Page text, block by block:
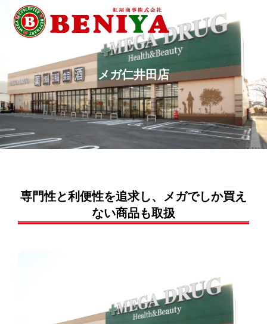
メガ仁井田店
専門性と利便性を追求し、メガでしか買え
ない商品も取扱